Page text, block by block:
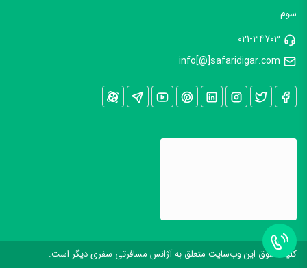
سوم
021-34703
info[@]safaridigar.com
کليه حقوق اين وب‌سايت متعلق به آژانس مسافرتی سفری دیگر است.